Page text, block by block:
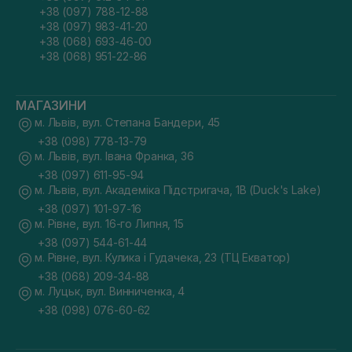
Де купити аксесуари для волосся онлайн?
Запрошуємо покупців ознайомитися з каталогом і цінами на
професійні аксесуари для волосся в інтернет-магазині
Sisters. Відмінний асортимент сайту дасть змогу вибрати
волоссям, ви зробите життя комфортнішим, додавши до
+38 (097) 788-12-88
+38 (097) 983-41-20
+38 (068) 693-46-00
+38 (068) 951-22-86
МАГАЗИНИ
м. Львів, вул. Степана Бандери, 45
+38 (098) 778-13-79
м. Львів, вул. Івана Франка, 36
+38 (097) 611-95-94
м. Львів, вул. Академіка Підстригача, 1В (Duck's Lake)
+38 (097) 101-97-16
м. Рівне, вул. 16-го Липня, 15
+38 (097) 544-61-44
м. Рівне, вул. Кулика і Гудачека, 23 (ТЦ Екватор)
+38 (068) 209-34-88
м. Луцьк, вул. Винниченка, 4
+38 (098) 076-60-62